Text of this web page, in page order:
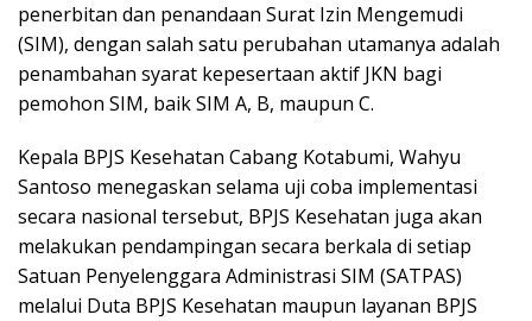
penerbitan dan penandaan Surat Izin Mengemudi
(SIM), dengan salah satu perubahan utamanya adalah
penambahan syarat kepesertaan aktif JKN bagi
pemohon SIM, baik SIM A, B, maupun C.
Kepala BPJS Kesehatan Cabang Kotabumi, Wahyu
Santoso menegaskan selama uji coba implementasi
secara nasional tersebut, BPJS Kesehatan juga akan
melakukan pendampingan secara berkala di setiap
Satuan Penyelenggara Administrasi SIM (SATPAS)
melalui Duta BPJS Kesehatan maupun layanan BPJS